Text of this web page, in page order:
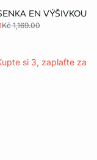
EN VÝŠIVKOU
Kč 1,169.00
si 3, zaplaťte za